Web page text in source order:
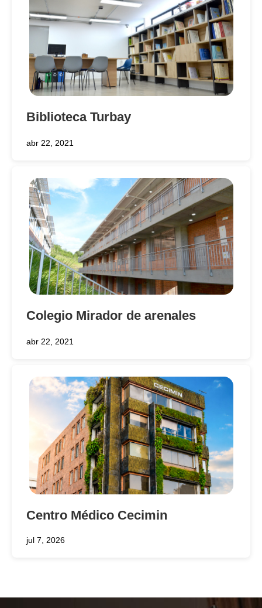
Biblioteca Turbay
abr 22, 2021
Colegio Mirador de arenales
abr 22, 2021
Centro Médico Cecimin
jul 7, 2026